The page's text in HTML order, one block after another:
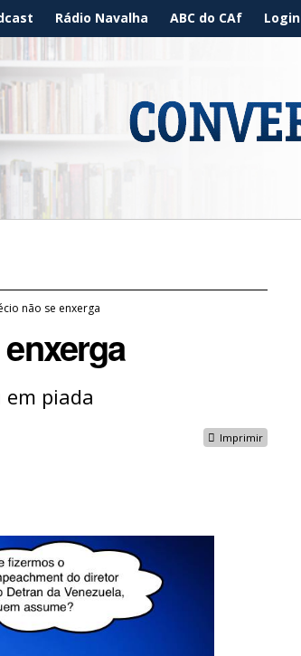
Rádio Navalha ABC do CAf Login
não se enxerga
piada
Imprimir